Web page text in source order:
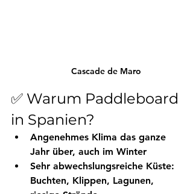
Cascade de Maro
✅ Warum Paddleboard
in Spanien?
Angenehmes Klima das ganze
Jahr über, auch im Winter
Sehr abwechslungsreiche Küste:
Buchten, Klippen, Lagunen,